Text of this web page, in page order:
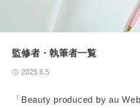
監修者・執筆者一覧
2025.6.5
「Beauty produced by au